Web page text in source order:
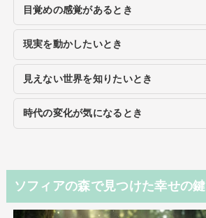
目覚めの感覚があるとき
現実を動かしたいとき
見えない世界を知りたいとき
時代の変化が気になるとき
ソフィアの森で見つけた幸せの鍵